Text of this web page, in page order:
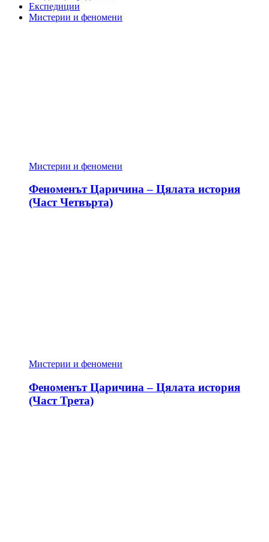
Експедиции
Мистерии и феномени
Мистерии и феномени
Феноменът Царичина – Цялата история
(Част Четвърта)
Мистерии и феномени
Феноменът Царичина – Цялата история
(Част Трета)